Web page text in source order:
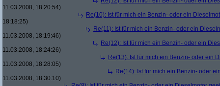
11.03.2008, 18:20:54)
Re(10): Ist für mich ein Benzin- oder ein
18:18:25)
Re(11): Ist für mich ein Benzin- oder ein
11.03.2008, 18:19:46)
Re(12): Ist für mich ein Benzin- oder ein
11.03.2008, 18:24:26)
Re(13): Ist für mich ein Benzin- oder ein
11.03.2008, 18:28:05)
Re(14): Ist für mich ein Benzin- oder
11.03.2008, 18:30:10)